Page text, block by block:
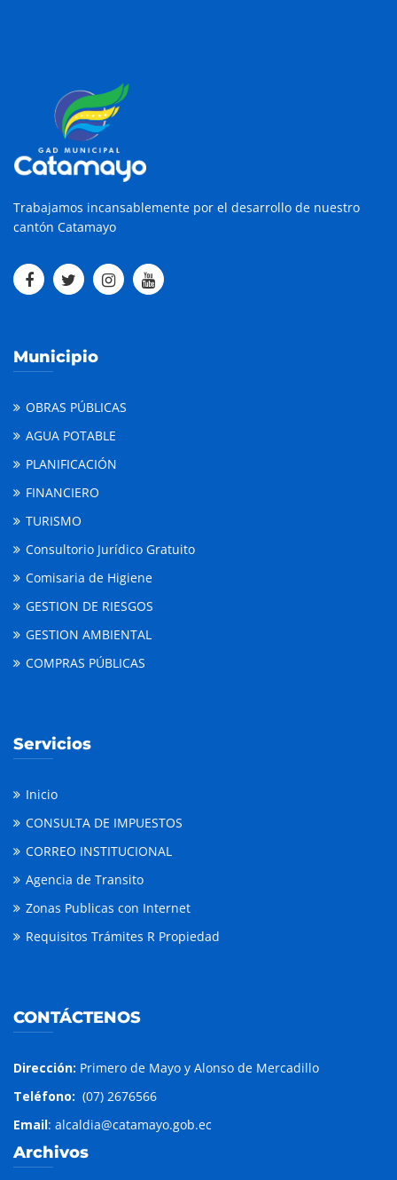
Trabajamos incansablemente por el desarrollo de nuestro
cantón Catamayo
Municipio
OBRAS PÚBLICAS
AGUA POTABLE
PLANIFICACIÓN
FINANCIERO
TURISMO
Consultorio Jurídico Gratuito
Comisaria de Higiene
GESTION DE RIESGOS
GESTION AMBIENTAL
COMPRAS PÚBLICAS
Servicios
Inicio
CONSULTA DE IMPUESTOS
CORREO INSTITUCIONAL
Agencia de Transito
Zonas Publicas con Internet
Requisitos Trámites R Propiedad
CONTÁCTENOS
Dirección: Primero de Mayo y Alonso de Mercadillo
Teléfono: (07) 2676566
Email: alcaldia@catamayo.gob.ec
Archivos